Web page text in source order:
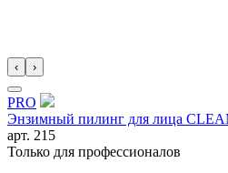
‹ ›
PRO
Энзимный пилинг для лица
арт. 215
Только для профессионалов